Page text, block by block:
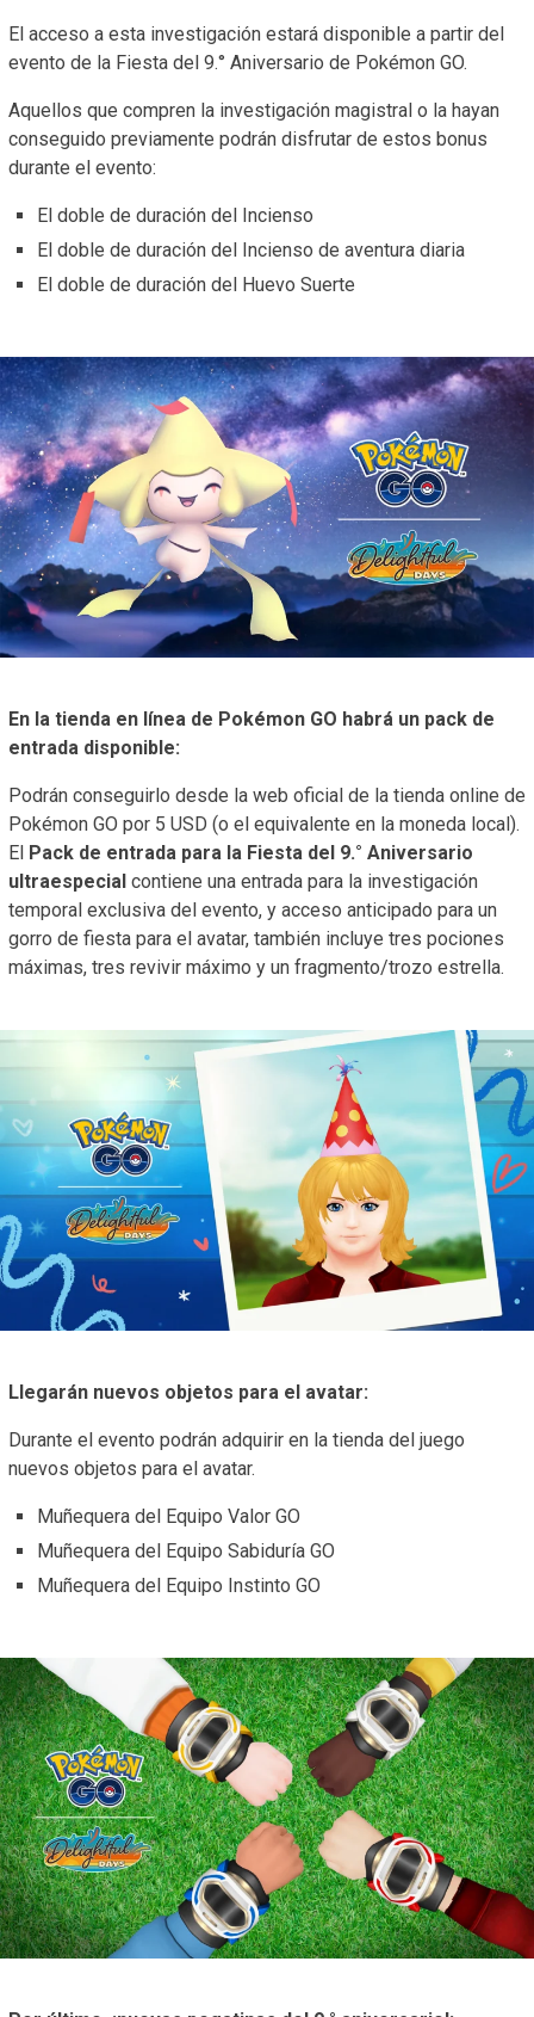
El acceso a esta investigación estará disponible a partir del
evento de la Fiesta del 9.° Aniversario de Pokémon GO.
Aquellos que compren la investigación magistral o la hayan
conseguido previamente podrán disfrutar de estos bonus
durante el evento:
El doble de duración del Incienso
El doble de duración del Incienso de aventura diaria
El doble de duración del Huevo Suerte
En la tienda en línea de Pokémon GO habrá un pack de
entrada disponible:
Podrán conseguirlo desde la web oficial de la tienda online de
Pokémon GO por 5 USD (o el equivalente en la moneda local).
El Pack de entrada para la Fiesta del 9.° Aniversario
ultraespecial contiene una entrada para la investigación
temporal exclusiva del evento, y acceso anticipado para un
gorro de fiesta para el avatar, también incluye tres pociones
máximas, tres revivir máximo y un fragmento/trozo estrella.
Llegarán nuevos objetos para el avatar:
Durante el evento podrán adquirir en la tienda del juego
nuevos objetos para el avatar.
Muñequera del Equipo Valor GO
Muñequera del Equipo Sabiduría GO
Muñequera del Equipo Instinto GO